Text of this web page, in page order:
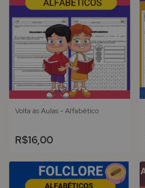
Volta às Aulas - Alfabético
R$16,00